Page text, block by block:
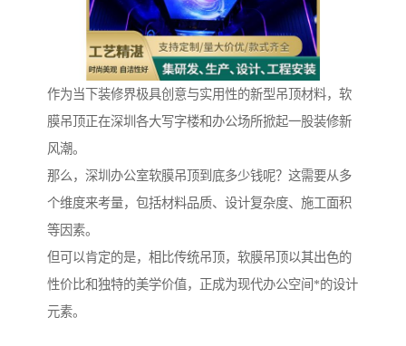
作为当下装修界极具创意与实用性的新型吊顶材料，软
膜吊顶正在深圳各大写字楼和办公场所掀起一股装修新
风潮。
那么，深圳办公室软膜吊顶到底多少钱呢？这需要从多
个维度来考量，包括材料品质、设计复杂度、施工面积
等因素。
但可以肯定的是，相比传统吊顶，软膜吊顶以其出色的
性价比和独特的美学价值，正成为现代办公空间*的设计
元素。